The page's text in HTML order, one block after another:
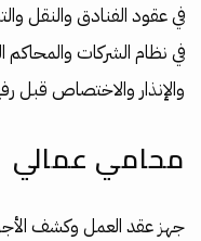
في عقود الفنادق والنقل
في نظام الشركات والمحاكم
والإنذار والاختصاص قبل
محامي عمالي
جهز عقد العمل وكشف الأجر